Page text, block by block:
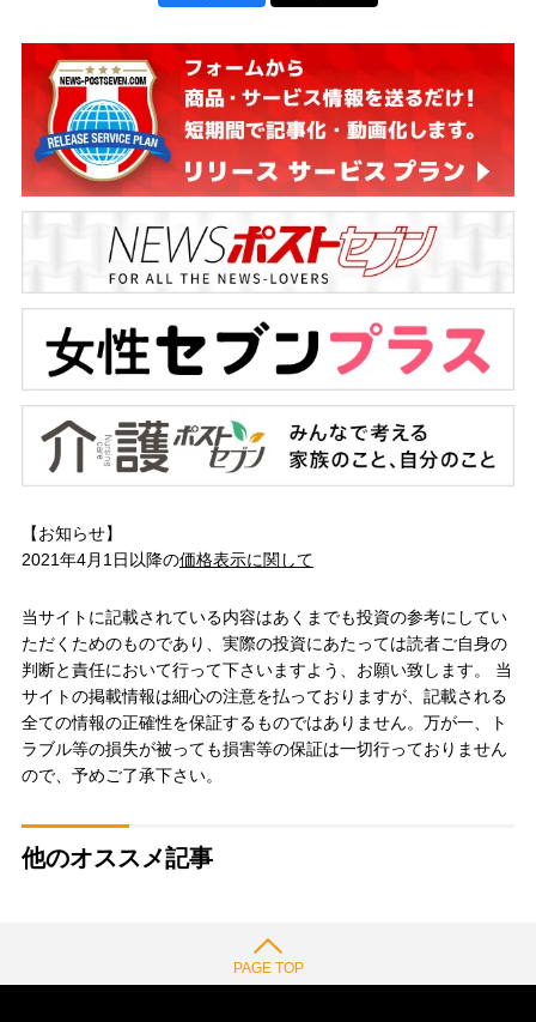
【お知らせ】
2021年4月1日以降の価格表示に関して
当サイトに記載されている内容はあくまでも投資の参考にしてい
ただくためのものであり、実際の投資にあたっては読者ご自身の
判断と責任において行って下さいますよう、お願い致します。 当
サイトの掲載情報は細心の注意を払っておりますが、記載される
全ての情報の正確性を保証するものではありません。万が一、ト
ラブル等の損失が被っても損害等の保証は一切行っておりません
ので、予めご了承下さい。
他のオススメ記事
PAGE TOP